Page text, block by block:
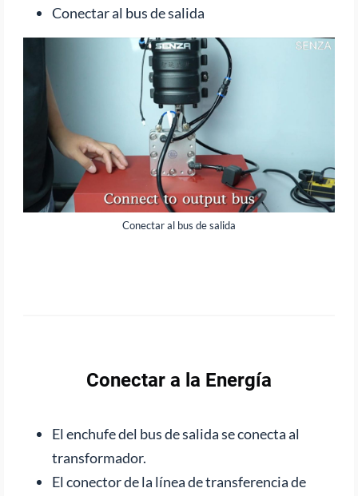
Conectar al bus de salida
Conectar al bus de salida
Conectar a la Energía
El enchufe del bus de salida se conecta al
transformador.
El conector de la línea de transferencia de